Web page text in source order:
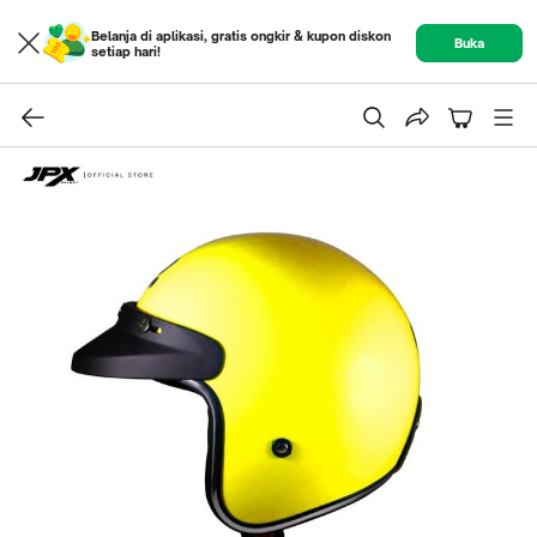
Belanja di aplikasi, gratis ongkir & kupon diskon
setiap hari!
Buka